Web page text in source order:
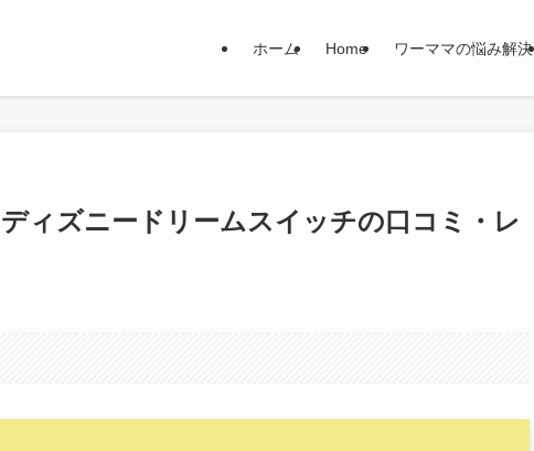
ホーム Home ワーママの悩み解決
ィズニードリームスイッチの口コミ・レ